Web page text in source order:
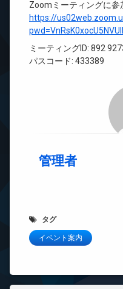
Zoomミーティングに参
https://
ミーティングID: 892
パスコード: 433389
管理者
タグ
イベント案内